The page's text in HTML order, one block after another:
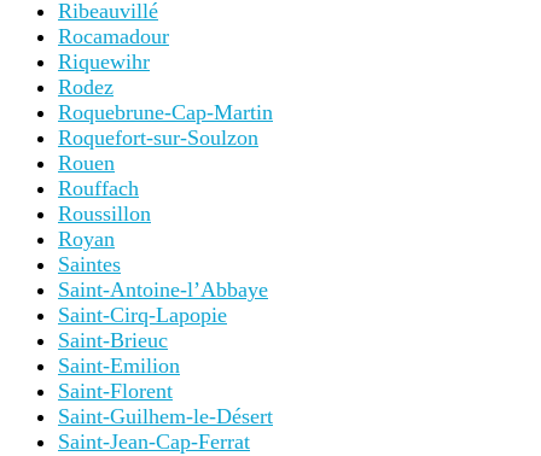
Ribeauvillé
Rocamadour
Riquewihr
Rodez
Roquebrune-Cap-Martin
Roquefort-sur-Soulzon
Rouen
Rouffach
Roussillon
Royan
Saintes
Saint-Antoine-l’Abbaye
Saint-Cirq-Lapopie
Saint-Brieuc
Saint-Emilion
Saint-Florent
Saint-Guilhem-le-Désert
Saint-Jean-Cap-Ferrat